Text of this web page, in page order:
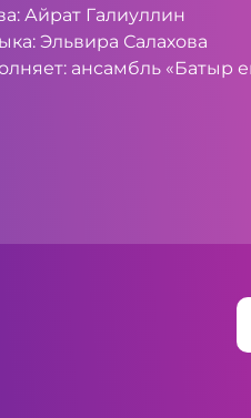
Айрат Галиуллин
Эльвира Салахова
ансамбль «Батыр